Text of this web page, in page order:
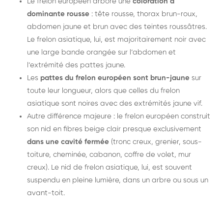
dominante rousse : tête rousse, thorax brun-roux,
abdomen jaune et brun avec des teintes roussâtres.
Le frelon asiatique, lui, est majoritairement noir avec
une large bande orangée sur l’abdomen et
l’extrémité des pattes jaune.
Les pattes du frelon européen sont brun-jaune sur
toute leur longueur, alors que celles du frelon
asiatique sont noires avec des extrémités jaune vif.
Autre différence majeure : le frelon européen construit
son nid en fibres beige clair presque exclusivement
dans une cavité fermée (tronc creux, grenier, sous-
toiture, cheminée, cabanon, coffre de volet, mur
creux). Le nid de frelon asiatique, lui, est souvent
suspendu en pleine lumière, dans un arbre ou sous un
avant-toit.